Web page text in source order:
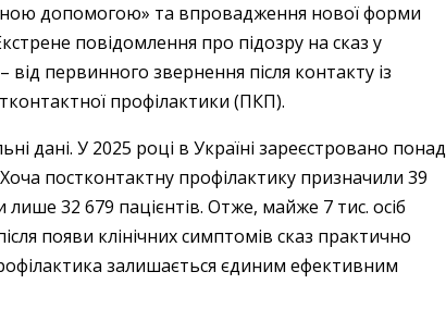
допомогою» та впровадження нової форми
повідомлення про підозру на сказ у
первинного звернення після контакту із
профілактики (ПКП).
дані. У 2025 році в Україні зареєстровано понад
постконтактну профілактику призначили 39
32 679 пацієнтів. Отже, майже 7 тис. осіб
появи клінічних симптомів сказ практично
залишається єдиним ефективним